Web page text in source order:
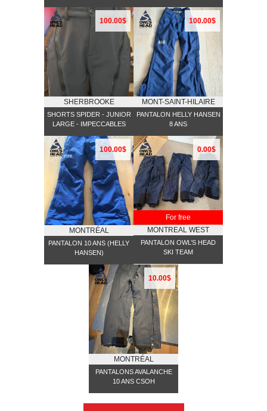
100.00$
SHERBROOKE
SHORTS SPIDER - JUNIOR
LARGE - IMPECCABLES
100.00$
MONT-SAINT-HILAIRE
PANTALON HELLY HANSEN
8 ANS
100.00$
MONTRÉAL
PANTALON 10 ANS (HELLY
HANSEN)
0.00$
For free
MONTREAL WEST
PANTALON OWL’S HEAD
SKI TEAM
10.00$
MONTRÉAL
PANTALONS AVALANCHE
10 ANS CSOH